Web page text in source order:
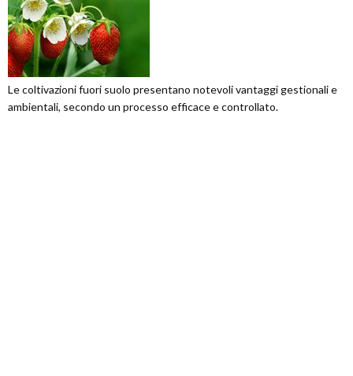
Le coltivazioni fuori suolo presentano notevoli vantaggi gestionali e
ambientali, secondo un processo efficace e controllato.